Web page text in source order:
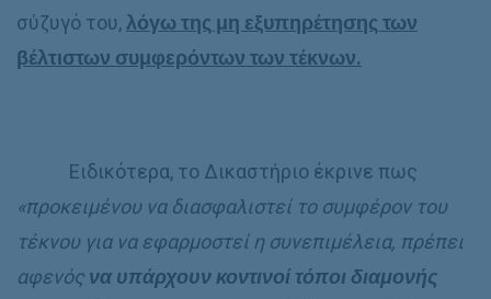
σύζυγό του, λόγω της μη εξυπηρέτησης των
βέλτιστων συμφερόντων των τέκνων.
Ειδικότερα, το Δικαστήριο έκρινε πως
«προκειμένου να διασφαλιστεί το συμφέρον του
τέκνου για να εφαρμοστεί η συνεπιμέλεια, πρέπει
αφενός να υπάρχουν κοντινοί τόποι διαμονής